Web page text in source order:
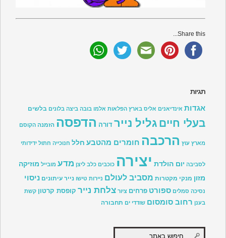
Share this...
תגיות
אגדות אינדיאנים אליס בארץ הפלאות אלמו בובה ביצה בלונים בלשים
בעלי חיים גליל נייר דורה הדפסה הזמנה הקוסם
מארץ עוץ הרכבה חומרים מהטבע חלל חנוכייה חתול ידידותי
לסביבה יום הולדת יצירה כוכבים כלב ליצן מדע מובייל מוזיקה
מזון מנקי מקטרות מסביב לעולם ניירות טישו נייר עיתונים ניסוי
נסיכה סמלים ספורט פרחים ציור צלחת נייר קופסת קרטון קשת
בענן רחוב סומסום שודדי ים תחבורה